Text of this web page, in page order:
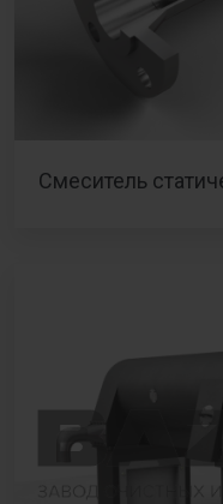
Смеситель